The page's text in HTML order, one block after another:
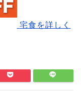
宅食を詳しく